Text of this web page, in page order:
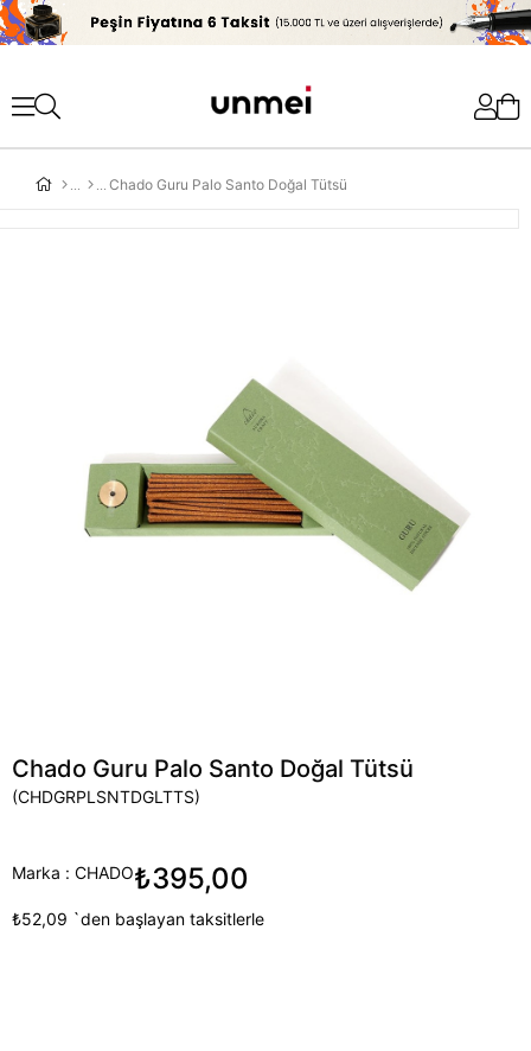
'
Chado Guru Palo Santo Doğal Tütsü
Chado Guru Palo Santo Doğal Tütsü
(CHDGRPLSNTDGLTTS)
Marka : CHADO₺395,00
₺52,09 `den başlayan taksitlerle